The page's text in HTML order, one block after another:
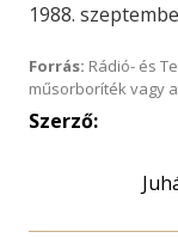
1988.
Forrás: Rádió- és
műsorboríték vagy
Szerző: